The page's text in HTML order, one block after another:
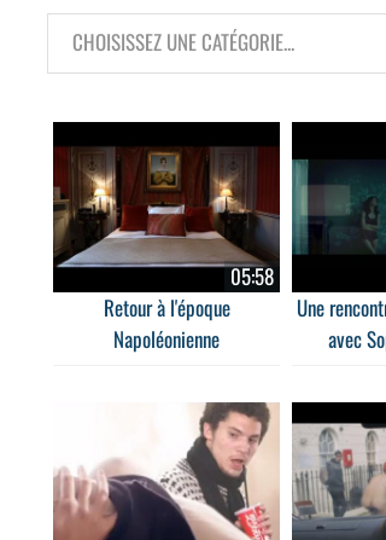
05:58
Retour à l'époque
Napoléonienne
Une
avec